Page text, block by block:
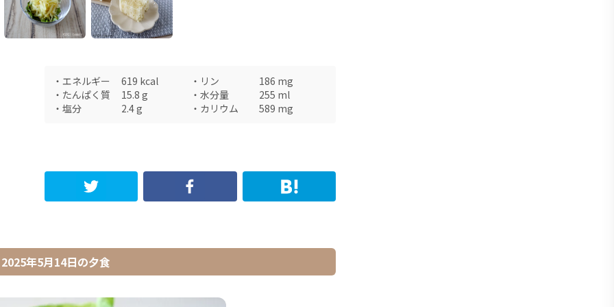
・ エネルギー 619 kcal ・ リン 186 mg
・ たんぱく質 15.8 g ・ 水分量 255 ml
・ 塩分 2.4g ・ カリウム 589 mg
2025年5月14日の夕食